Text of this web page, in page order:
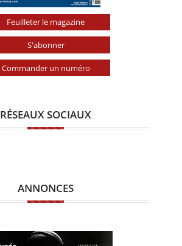
Feuilleter le magazine
S'abonner
Commander un numéro
RÉSEAUX SOCIAUX
ANNONCES